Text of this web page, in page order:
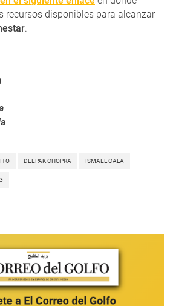
recursos disponibles para alcanzar
.
DEEPAK CHOPRA ISMAEL CALA